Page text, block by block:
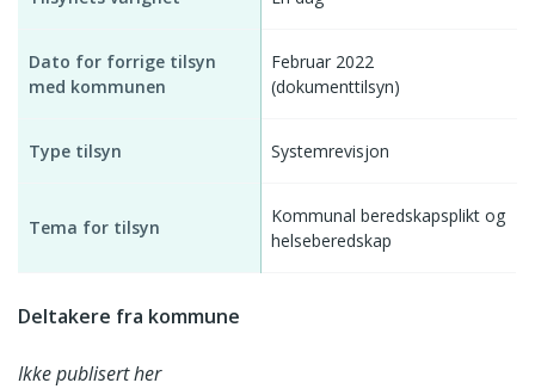
Dato for forrige tilsyn
med kommunen
Februar 2022
(dokumenttilsyn)
Type tilsyn Systemrevisjon
Tema for tilsyn
Kommunal beredskapsplikt og
helseberedskap
Deltakere fra kommune
Ikke publisert her